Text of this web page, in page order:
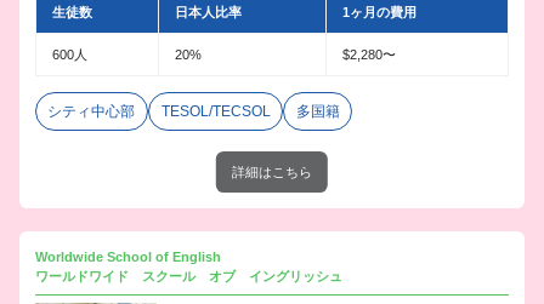
生徒数 日本人比率 1ヶ月の費用
600人 20% $2,280〜
シティ中心部 TESOL/TECSOL 多国籍
詳細はこちら
Worldwide School of English
ワールドワイド スクール オブ イングリッシュ